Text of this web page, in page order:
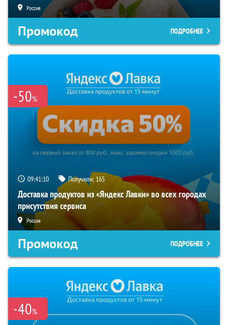
Россия
Промокод ПОДРОБНЕЕ
-50%
09:41:09 Получили: 165
Доставка продуктов из «Яндекс Лавки» во всех городах
присутствия сервиса
Россия
Промокод ПОДРОБНЕЕ
-40%